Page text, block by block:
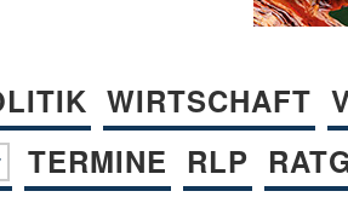
WIRTSCHAFT
TERMINE RLP